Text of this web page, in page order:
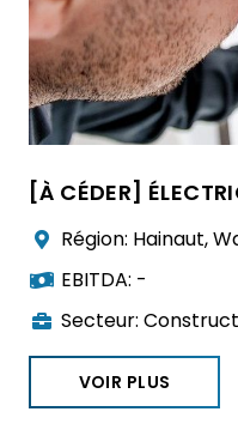
[À CÉDER]
Région: Hainaut,
EBITDA: -
Secteur:
VOIR PLUS